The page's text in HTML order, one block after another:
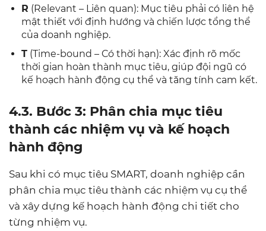
R (Relevant – Liên quan): Mục tiêu phải có liên hệ
mật thiết với định hướng và chiến lược tổng thể
của doanh nghiệp.
T (Time-bound – Có thời hạn): Xác định rõ mốc
thời gian hoàn thành mục tiêu, giúp đội ngũ có
kế hoạch hành động cụ thể và tăng tính cam kết.
4.3. Bước 3: Phân chia mục tiêu
thành các nhiệm vụ và kế hoạch
hành động
Sau khi có mục tiêu SMART, doanh nghiệp cần
phân chia mục tiêu thành các nhiệm vụ cụ thể
và xây dựng kế hoạch hành động chi tiết cho
từng nhiệm vụ.